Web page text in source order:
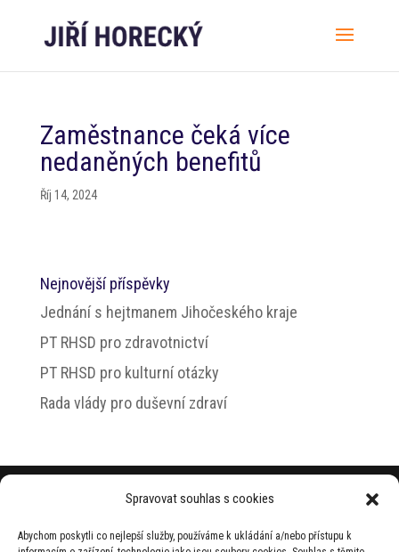
Spravovat souhlas s cookies
Abychom poskytli co nejlepší služby, používáme k ukládání a/nebo přístupu k
Zaměstnance čeká více
nedaněných benefitů
Říj 14, 2024
Nejnovější příspěvky
Jednání s hejtmanem Jihočeského kraje
PT RHSD pro zdravotnictví
PT RHSD pro kulturní otázky
Rada vlády pro duševní zdraví
© 2026 Jiří Horecký – Osobní stránky Jiřího